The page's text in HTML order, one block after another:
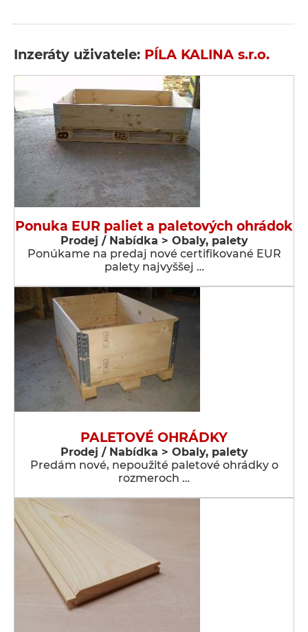
Inzeráty uživatele: PÍLA KALINA s.r.o.
Ponuka EUR paliet a paletových ohrádok
Prodej / Nabídka > Obaly, palety
Ponúkame na predaj nové certifikované EUR
palety najvyššej …
PALETOVÉ OHRÁDKY
Prodej / Nabídka > Obaly, palety
Predám nové, nepoužité paletové ohrádky o
rozmeroch …